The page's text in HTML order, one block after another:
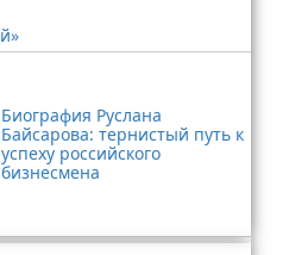
Биография Руслана
Байсарова: тернистый путь к
успеху российского
бизнесмена